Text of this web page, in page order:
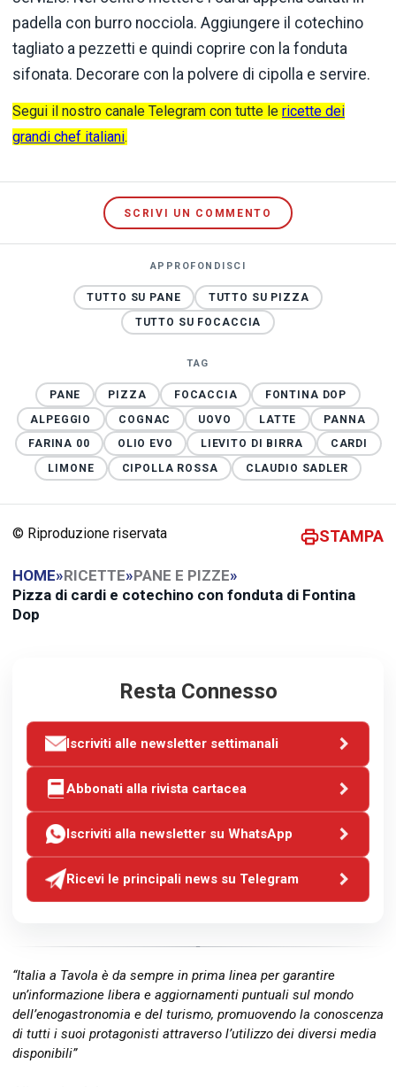
padella con burro nocciola. Aggiungere il cotechino
tagliato a pezzetti e quindi coprire con la fonduta
sifonata. Decorare con la polvere di cipolla e servire.
Segui il nostro canale Telegram con tutte le ricette dei
grandi chef italiani.
SCRIVI UN COMMENTO
APPROFONDISCI
TUTTO SU PANE
TUTTO SU PIZZA
TUTTO SU FOCACCIA
TAG
PANE PIZZA FOCACCIA
FONTINA DOP
ALPEGGIO
COGNAC UOVO LATTE
PANNA
FARINA 00
OLIO EVO LIEVITO DI BIRRA
CARDI
LIMONE
CIPOLLA ROSSA CLAUDIO SADLER
© Riproduzione riservata STAMPA
HOME»RICETTE»PANE E PIZZE»
Pizza di cardi e cotechino con fonduta di Fontina
Dop
Resta Connesso
Iscriviti alle newsletter settimanali
Abbonati alla rivista cartacea
Iscriviti alla newsletter su WhatsApp
Ricevi le principali news su Telegram
“Italia a Tavola è da sempre in prima linea per garantire
un’informazione libera e aggiornamenti puntuali sul mondo
dell’enogastronomia e del turismo, promuovendo la conoscenza
di tutti i suoi protagonisti attraverso l’utilizzo dei diversi media
disponibili”